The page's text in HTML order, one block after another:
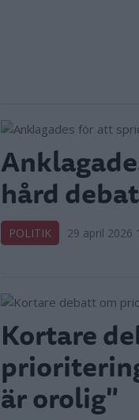
hård
POLITIK 29 april 2026
Kortare
är orolig"